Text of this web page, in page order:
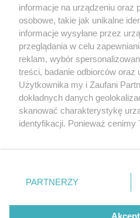
4 /
Nie zapomnij
zapoznać się z:
polityką prywatności
Twojemiasto
Piekary Śląskie
Chorzów
Tarnowskie Góry
Gliwice
informacje na urządzeniu oraz
osobowe, takie jak unikalne
informacje wysyłane przez
przeglądania w celu
reklam, wybór
treści, badanie odbiorców oraz
Użytkownika my i Zaufani
dokładnych danych
skanować charakterystykę
identyfikacji. Ponieważ
prywatności znajdujący się w
. Niektóre rodzaje
zgody użytkownika, ale masz
takiemu przetwarzaniu.
PARTNERZY